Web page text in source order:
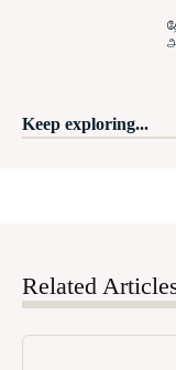
Keep exploring...
Related